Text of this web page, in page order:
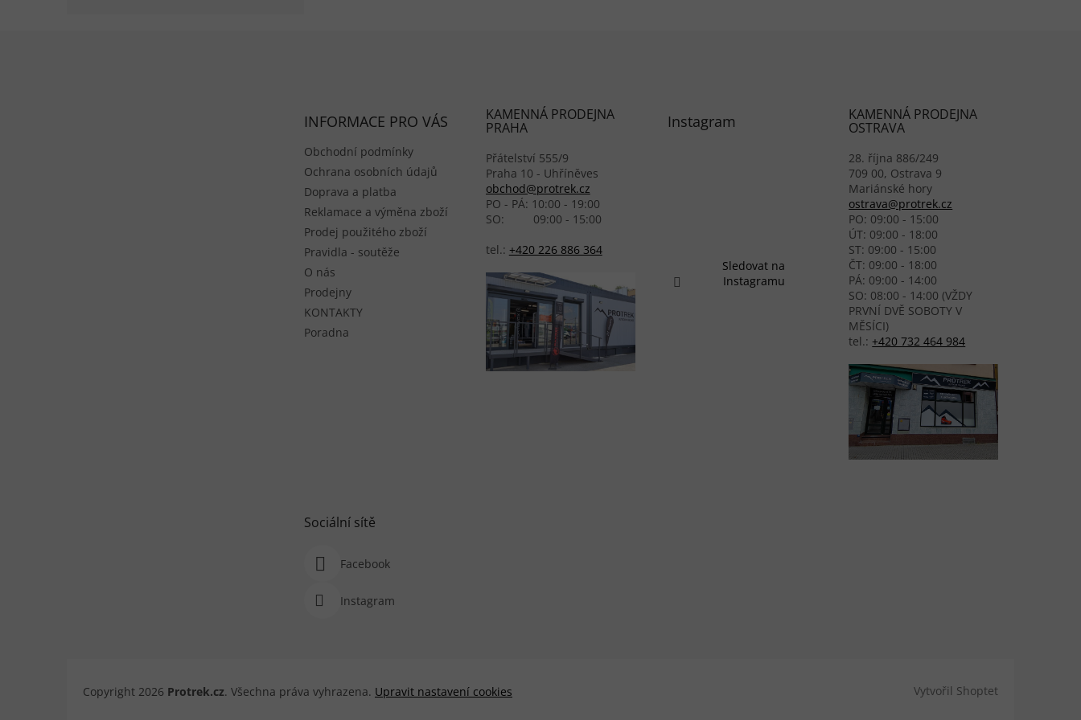
INFORMACE PRO VÁS
Obchodní podmínky
Ochrana osobních údajů
Doprava a platba
Reklamace a výměna zboží
Prodej použitého zboží
Pravidla - soutěže
O nás
Prodejny
KONTAKTY
Poradna
KAMENNÁ PRODEJNA
PRAHA
Přátelství 555/9
Praha 10 - Uhříněves
obchod@protrek.cz
PO - PÁ: 10:00 - 19:00
SO: 09:00 - 15:00
tel.: +420 226 886 364
Instagram
Sledovat na
Instagramu
KAMENNÁ PRODEJNA
OSTRAVA
28. října 886/249
709 00, Ostrava 9
Mariánské hory
ostrava@protrek.cz
PO: 09:00 - 15:00
ÚT: 09:00 - 18:00
ST: 09:00 - 15:00
ČT: 09:00 - 18:00
PÁ: 09:00 - 14:00
SO: 08:00 - 14:00 (VŽDY
PRVNÍ DVĚ SOBOTY V
MĚSÍCI)
tel.:+420 732 464 984
Sociální sítě
Facebook
Instagram
Vytvořil Shoptet
Copyright 2026 Protrek.cz. Všechna práva vyhrazena. Upravit nastavení cookies